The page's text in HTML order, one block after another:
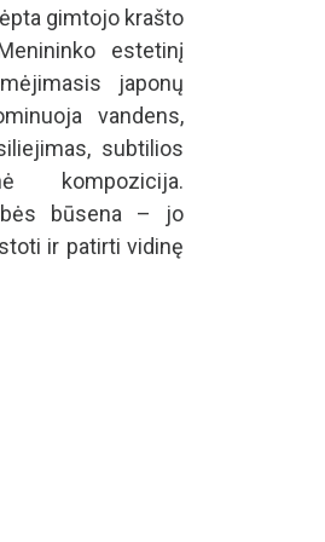
gimtojo krašto
estetinį
japonų
vandens,
subtilios
kompozicija.
būsena – jo
ir patirti vidinę